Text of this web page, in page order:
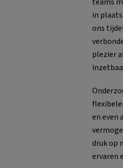
teams
in
ons
plezier
en even
druk op
ervaren